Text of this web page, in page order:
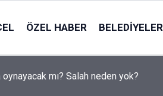
ÖZEL HABER BELEDIYELER
TIR’a çarptı: 7 kişi yaralandı